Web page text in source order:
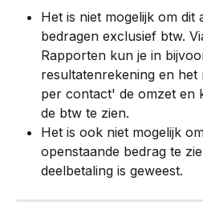
Het is niet mogelijk om dit
bedragen exclusief btw.
Rapporten kun je in
resultatenrekening en
per contact' de omzet en
de btw te zien.
Het is ook niet mogelijk
openstaande bedrag te
deelbetaling is geweest.